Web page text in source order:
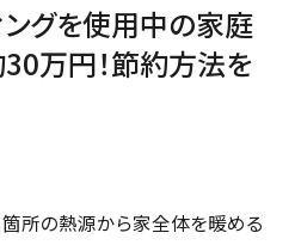
ングを使用中の家庭
万円！節約方法を
箇所の熱源から家全体を暖める